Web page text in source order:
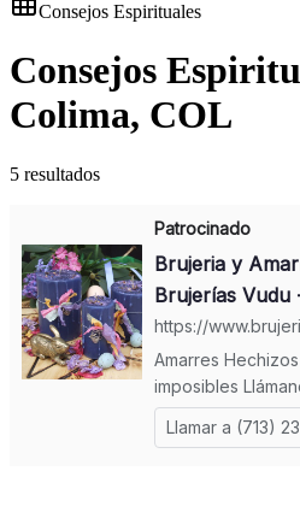
Consejos Espirituales
Consejos
Colima, COL
5 resultados